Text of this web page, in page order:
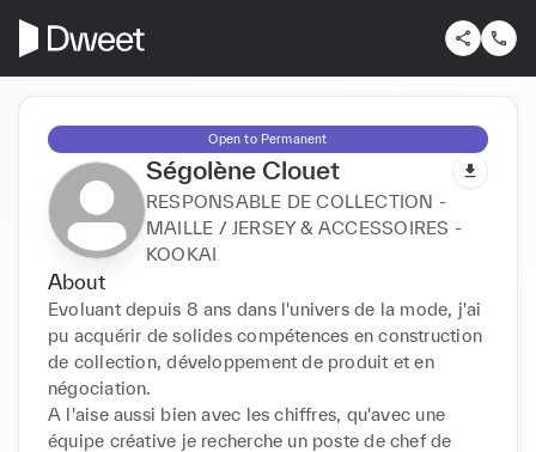
Open to Permanent
Ségolène Clouet
RESPONSABLE DE COLLECTION -
MAILLE / JERSEY & ACCESSOIRES -
KOOKAI
About
Evoluant depuis 8 ans dans l'univers de la mode, j'ai
pu acquérir de solides compétences en construction
de collection, développement de produit et en
négociation.
A l'aise aussi bien avec les chiffres, qu'avec une
équipe créative je recherche un poste de chef de